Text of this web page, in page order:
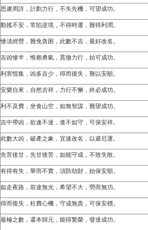
思慮周詳，計劃力行，不失先機，可望成功。
動搖不安，常陷逆境，不得時運，難得利潤。
慘淡經營，難免貪困，此數不吉，最好改名。
吉凶慘半，惟賴勇氣，貫徹力行，始可成功。
利害惃集，凶多吉少，得而後失，難以安順。
安樂自來，自然吉祥，力行不懈，終必成功。
利不及費，坐食山空，如無智謀，難望成功。
吉中帶凶，欲速不達，進不如守，可保安祥。
此數大凶，破產之象，宜速改名，以避厄運。
先苦後甘，先甘後苦，如能守成，不致失敗。
有得有失，華而不實，須防劫財，始保安順。
如走夜路，前途無光，希望不大，勞而無功。
得而復失，枉費心機，守成無貪，可保安穩。
最極之數，還本歸元，能得繁榮，發達成功。